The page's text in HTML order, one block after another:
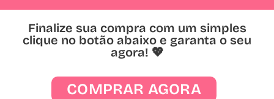
Finalize sua compra com um simples
clique no botão abaixo e garanta o seu
agora! 💖
COMPRAR AGORA